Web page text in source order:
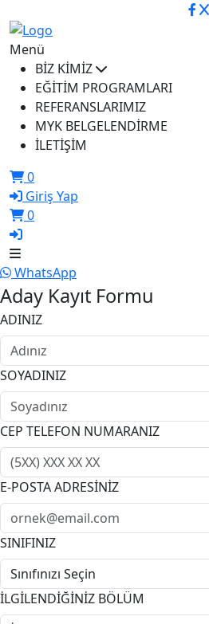
Menü
BİZ KİMİZ
EĞİTİM PROGRAMLARI
REFERANSLARIMIZ
MYK BELGELENDİRME
İLETİŞİM
0
Giriş Yap
0
WhatsApp
Aday Kayıt Formu
ADINIZ
SOYADINIZ
CEP TELEFON NUMARANIZ
E-POSTA ADRESİNİZ
SINIFINIZ
İLGİLENDİĞİNİZ BÖLÜM